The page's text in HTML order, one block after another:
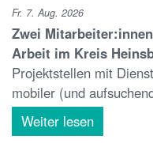
Fr. 7. Aug. 2026
Zwei
Arbeit im Kreis
Projektstellen mit
mobiler (und
Weiter lesen